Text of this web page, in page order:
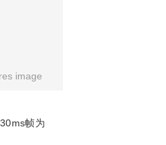
image
帧为